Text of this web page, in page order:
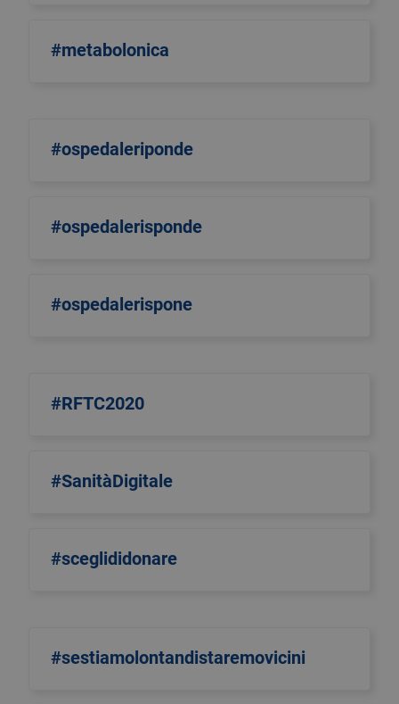
#metabolonica
#ospedaleriponde
#ospedalerisponde
#ospedalerispone
#RFTC2020
#SanitàDigitale
#sceglididonare
#sestiamolontandistaremovicini